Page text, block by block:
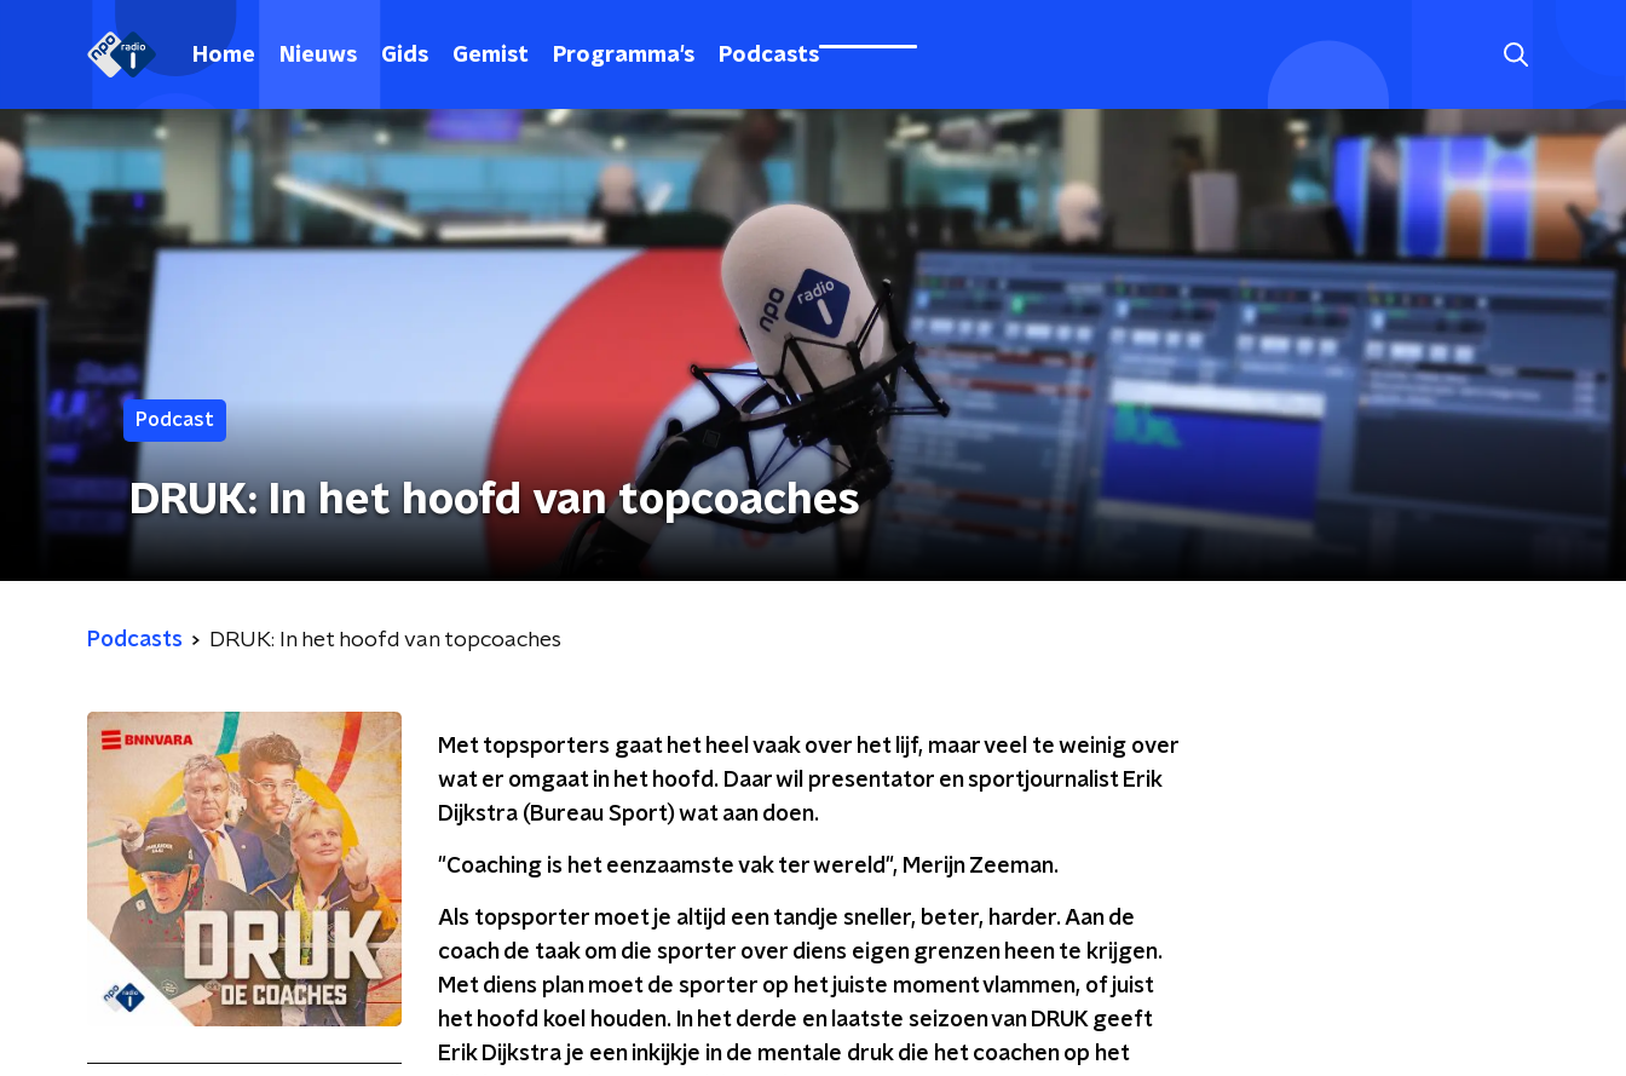
Home Nieuws Gids Gemist Programma's Podcasts
Podcast
DRUK: In het hoofd van topcoaches
Podcasts DRUK: In het hoofd van topcoaches
Met topsporters gaat het heel vaak over het lijf, maar veel te weinig over
wat er omgaat in het hoofd. Daar wil presentator en sportjournalist Erik
Dijkstra (Bureau Sport) wat aan doen.
"Coaching is het eenzaamste vak ter wereld", Merijn Zeeman.
Als topsporter moet je altijd een tandje sneller, beter, harder. Aan de
coach de taak om die sporter over diens eigen grenzen heen te krijgen.
Met diens plan moet de sporter op het juiste moment vlammen, of juist
het hoofd koel houden. In het derde en laatste seizoen van DRUK geeft
Erik Dijkstra je een inkijkje in de mentale druk die het coachen op het